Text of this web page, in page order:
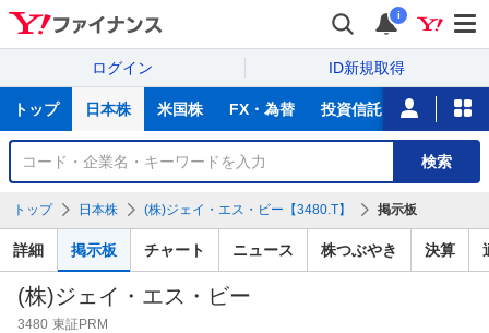
i
ログイン ID新規取得
サ
トップ 日本株 米国株 FX・為替 投資信託 ニュース
銘
検
索
検索
トップ 日本株 (株)ジェイ・エス・ビー【3480.T】 掲示板
詳細 掲示板 チャート ニュース 株つぶやき 決算
(株)ジェイ・エス・ビー
3480 東証PRM